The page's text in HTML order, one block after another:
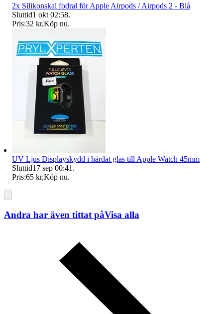
2x Silikonskal fodral för Apple Airpods / Airpods 2 - Blå
Sluttid1 okt 02:58.
Pris:32 kr,Köp nu.
UV Ljus Displayskydd i härdat glas till Apple Watch 45mm
Sluttid17 sep 00:41 .
Pris:65 kr,Köp nu.
Andra har även tittat påVisa alla